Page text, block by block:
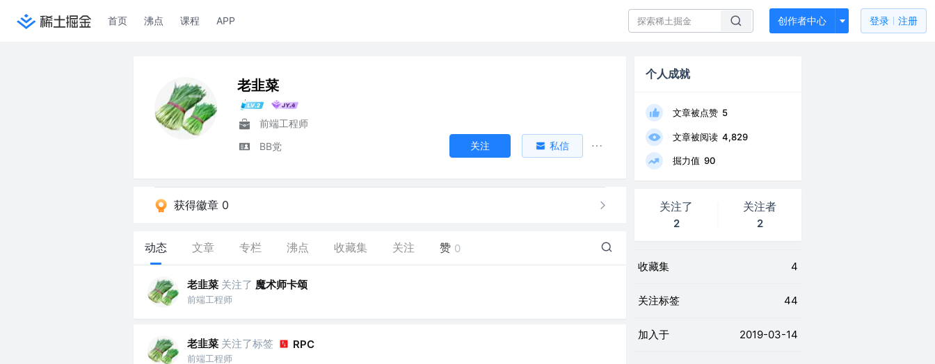
首页 沸点 课程 APP 创作者中心 登录 注册
老韭菜
前端工程师
BB党
关注 私信
获得徽章 0
动态 文章 专栏 沸点 收藏集 关注 赞 0
老韭菜 关注了 魔术师卡颂
前端工程师
老韭菜 关注了标签 RPC
前端工程师
个人成就
文章被点赞 5
文章被阅读 4,829
掘力值 90
关注了
2
关注者
2
收藏集 4
关注标签 44
加入于 2019-03-14